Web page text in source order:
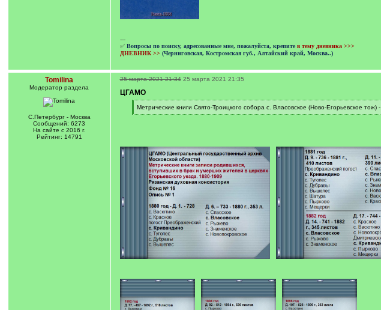
---
✅ Вопросы по поиску, адресованные мне, пожалуйста, крепите в тему дневника >>>
ДНЕВНИК >> (Черниговская, Костромская губ., Алтайский край, Москва..)
Tomilina
Модератор раздела
С.Петербург - Москва
Сообщений: 6273
На сайте с 2016 г.
Рейтинг: 14791
25 марта 2021 21:34 25 марта 2021 21:35
ЦГАМО
[
q
Метрические книги Свято-Троицкого собора с. Власовское (Ново-Егорьевское тож)
[